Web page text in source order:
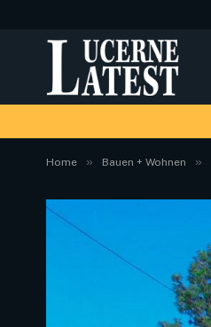
Home » Bauen + Wohnen »